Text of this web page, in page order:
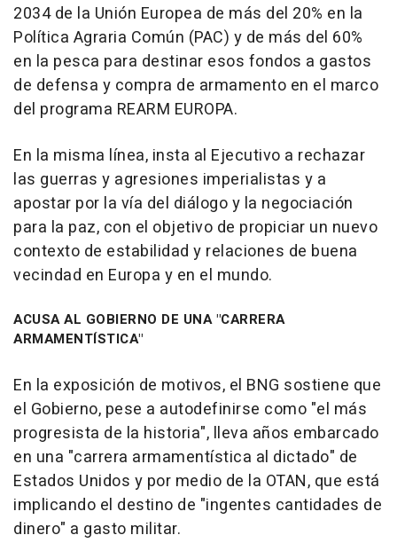
2034 de la Unión Europea de más del 20% en la
Política Agraria Común (PAC) y de más del 60%
en la pesca para destinar esos fondos a gastos
de defensa y compra de armamento en el marco
del programa REARM EUROPA.
En la misma línea, insta al Ejecutivo a rechazar
las guerras y agresiones imperialistas y a
apostar por la vía del diálogo y la negociación
para la paz, con el objetivo de propiciar un nuevo
contexto de estabilidad y relaciones de buena
vecindad en Europa y en el mundo.
ACUSA AL GOBIERNO DE UNA "CARRERA
ARMAMENTÍSTICA"
En la exposición de motivos, el BNG sostiene que
el Gobierno, pese a autodefinirse como "el más
progresista de la historia", lleva años embarcado
en una "carrera armamentística al dictado" de
Estados Unidos y por medio de la OTAN, que está
implicando el destino de "ingentes cantidades de
dinero" a gasto militar.